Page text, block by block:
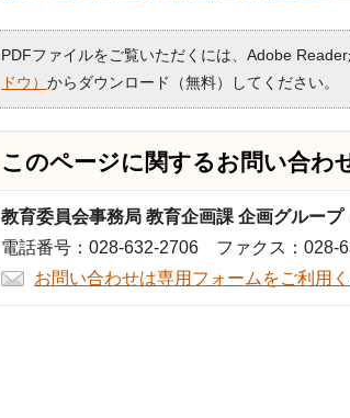
PDFファイルをご覧いただくには、Adobe
ドウ） からダウンロード（無料）してください。
このページに関するお問い合わ
教育委員会事務局 教育企画課 企画グループ
電話番号：028-632-2706 ファクス：028-
お問い合わせは専用フォームをご利用く